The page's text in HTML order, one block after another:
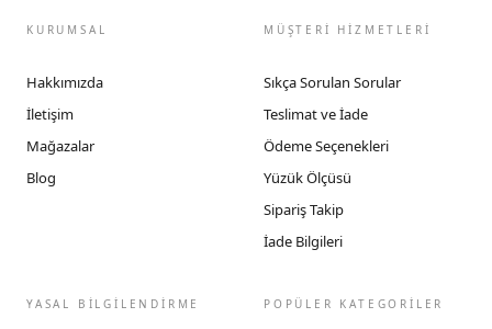
KURUMSAL
Hakkımızda
İletişim
Mağazalar
Blog
MÜŞTERİ HİZMETLERİ
Sıkça Sorulan Sorular
Teslimat ve İade
Ödeme Seçenekleri
Yüzük Ölçüsü
Sipariş Takip
İade Bilgileri
YASAL BİLGİLENDİRME POPÜLER KATEGORİLER